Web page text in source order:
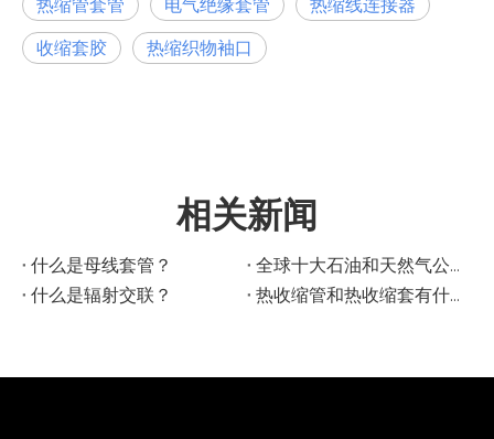
收缩套胶
热缩织物袖口
相关新闻
什么是母线套管？
全球十大石油和天然气公司
什么是辐射交联？
热收缩管和热收缩套有什么区别？